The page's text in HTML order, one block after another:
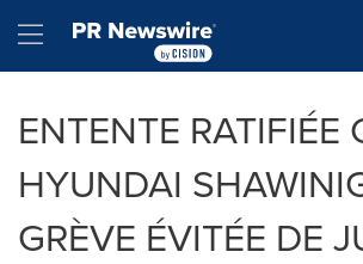
Hamburger menu
ENTENTE RATIFIÉE
HYUNDAI
GRÈVE ÉVITÉE DE